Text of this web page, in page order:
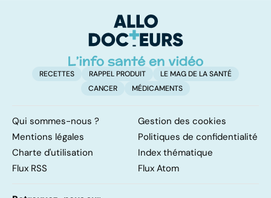
RECETTES RAPPEL PRODUIT
LE MAG DE LA SANTÉ
CANCER
MÉDICAMENTS
Qui sommes-nous ?
Gestion des cookies
Mentions légales
Politiques de confidentialité
Charte d'utilisation
Index thématique
Flux RSS
Flux Atom